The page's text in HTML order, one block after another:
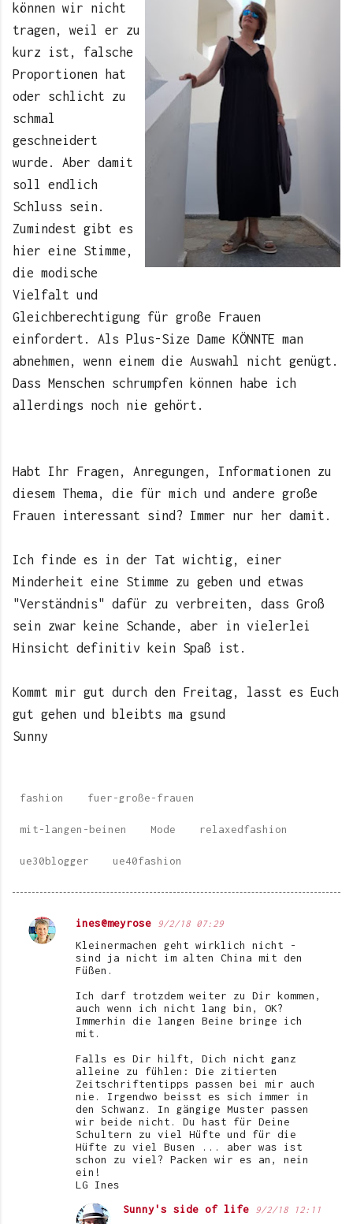
können wir nicht
tragen, weil er zu
kurz ist, falsche
Proportionen hat
oder schlicht zu
schmal
geschneidert
wurde. Aber damit
soll endlich
Schluss sein.
Zumindest gibt es
hier eine Stimme,
die modische
Vielfalt und
Gleichberechtigung für große Frauen
einfordert. Als Plus-Size Dame KÖNNTE man
abnehmen, wenn einem die Auswahl nicht genügt.
Dass Menschen schrumpfen können habe ich
allerdings noch nie gehört.
Habt Ihr Fragen, Anregungen, Informationen zu
diesem Thema, die für mich und andere große
Frauen interessant sind? Immer nur her damit.
Ich finde es in der Tat wichtig, einer
Minderheit eine Stimme zu geben und etwas
"Verständnis" dafür zu verbreiten, dass Groß
sein zwar keine Schande, aber in vielerlei
Hinsicht definitiv kein Spaß ist.
Kommt mir gut durch den Freitag, lasst es Euch
gut gehen und bleibts ma gsund
Sunny
fashion fuer-große-frauen
mit-langen-beinen Mode relaxedfashion
ue30blogger ue40fashion
K
ines@meyrose 9/2/18 07:29
Kleinermachen geht wirklich nicht -
sind ja nicht im alten China mit den
Füßen.
Ich darf trotzdem weiter zu Dir kommen,
auch wenn ich nicht lang bin, OK?
Immerhin die langen Beine bringe ich
mit.
Falls es Dir hilft, Dich nicht ganz
alleine zu fühlen: Die zitierten
Zeitschriftentipps passen bei mir auch
nie. Irgendwo beisst es sich immer in
den Schwanz. In gängige Muster passen
wir beide nicht. Du hast für Deine
Schultern zu viel Hüfte und für die
Hüfte zu viel Busen ... aber was ist
schon zu viel? Packen wir es an, nein
ein!
LG Ines
Sunny's side of life 9/2/18 12:11